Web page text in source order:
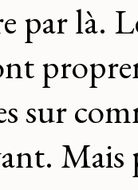
par là.
sur